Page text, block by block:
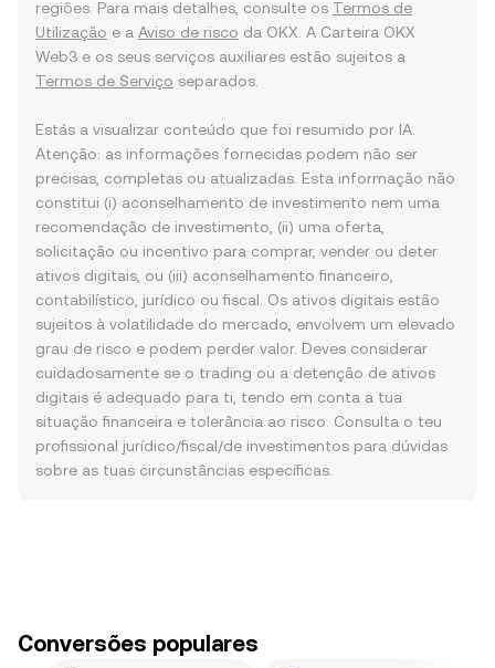
regiões. Para mais detalhes, consulte os Termos de
Utilização e a Aviso de risco da OKX. A Carteira OKX
Web3 e os seus serviços auxiliares estão sujeitos a
Termos de Serviço separados.
Estás a visualizar conteúdo que foi resumido por IA.
Atenção: as informações fornecidas podem não ser
precisas, completas ou atualizadas. Esta informação não
constitui (i) aconselhamento de investimento nem uma
recomendação de investimento, (ii) uma oferta,
solicitação ou incentivo para comprar, vender ou deter
ativos digitais, ou (iii) aconselhamento financeiro,
contabilístico, jurídico ou fiscal. Os ativos digitais estão
sujeitos à volatilidade do mercado, envolvem um elevado
grau de risco e podem perder valor. Deves considerar
cuidadosamente se o trading ou a detenção de ativos
digitais é adequado para ti, tendo em conta a tua
situação financeira e tolerância ao risco. Consulta o teu
profissional jurídico/fiscal/de investimentos para dúvidas
sobre as tuas circunstâncias específicas.
Conversões populares